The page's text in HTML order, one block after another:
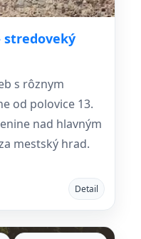
s rôznym
od polovice 13.
nad hlavným
mestský hrad.
Detail